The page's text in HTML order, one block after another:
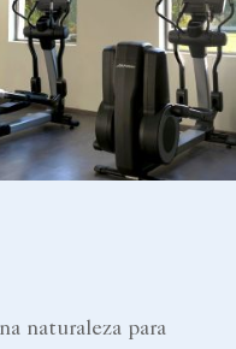
naturaleza para